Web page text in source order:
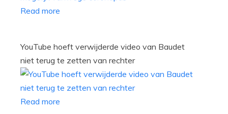
Read more
YouTube hoeft verwijderde video van Baudet
niet terug te zetten van rechter
Read more